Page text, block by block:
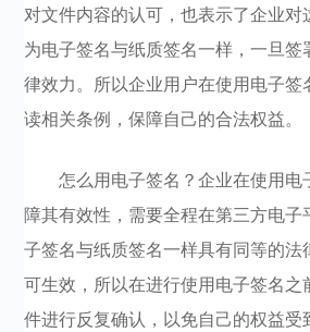
对文件内容的认可，也表示了企业对
为电子签名与纸质签名一样，一旦签
律效力。所以企业用户在使用电子签
读相关条例，保障自己的合法权益。
怎么用电子签名？企业在使用电
障其有效性，需要全程在第三方电子
子签名与纸质签名一样具有同等的法
可生效，所以在进行使用电子签名之
件进行反复确认，以免自己的权益受